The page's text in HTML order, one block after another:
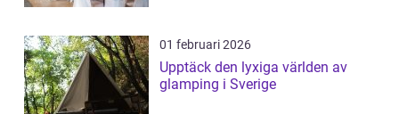
01 februari 2026
Upptäck den lyxiga världen av
glamping i Sverige